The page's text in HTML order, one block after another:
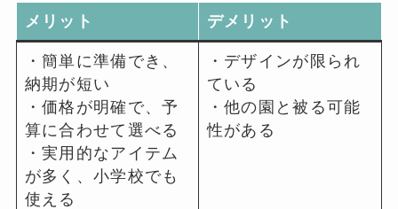
メリット デメリット
・簡単に準備でき、
納期が短い
・価格が明確で、予
算に合わせて選べる
・実用的なアイテム
が多く、小学校でも
使える
・デザインが限られ
ている
・他の園と被る可能
性がある